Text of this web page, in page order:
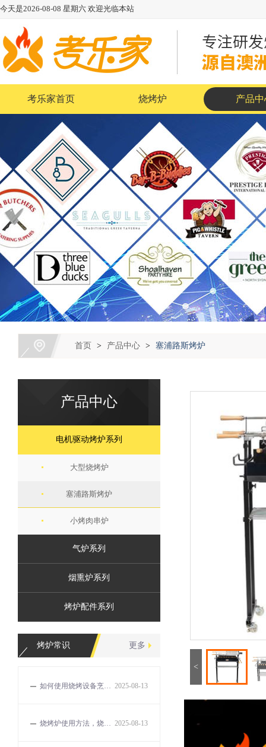
今天是2026-08-08 星期六 欢迎光临本站
考乐家首页 烧烤炉 产品中
首页 > 产品中心 > 塞浦路斯烤炉
产品中心
电机驱动烤炉系列
大型烧烤炉
塞浦路斯烤炉
小烤肉串炉
气炉系列
烟熏炉系列
烤炉配件系列
更多
烤炉常识
2025-08-13
如何使用烧烤设备烹饪出美味的食物？
2025-08-13
烧烤炉使用方法，烧烤的误区和解决方法有哪些？
<